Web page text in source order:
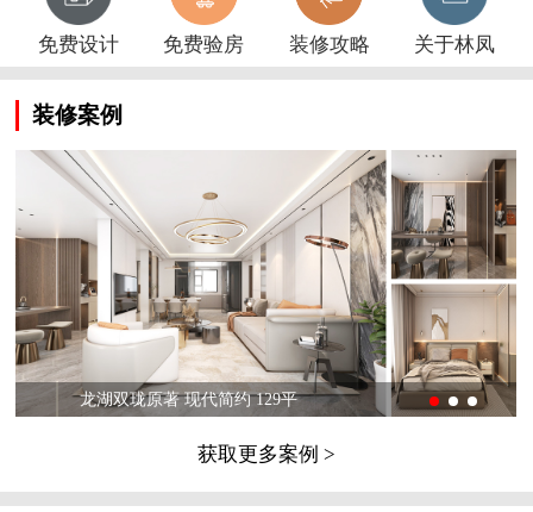
免费设计 免费验房 装修攻略 关于林凤
装修案例
龙湖双珑原著 现代简约 129平
获取更多案例 >